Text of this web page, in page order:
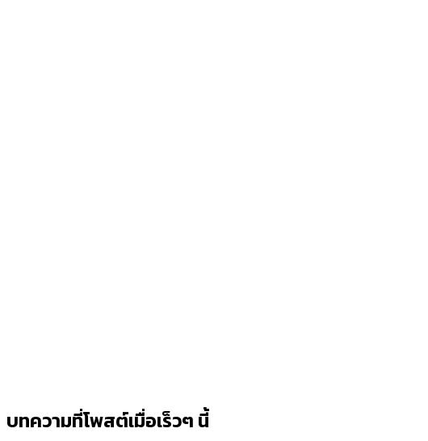
บทความที่โพสต์เมื่อเร็วๆ นี้